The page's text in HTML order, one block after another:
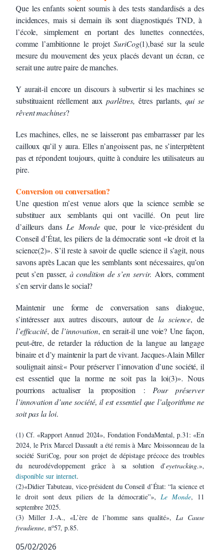
Que les enfants soient soumis à des tests standardisés a des
incidences, mais si demain ils sont diagnostiqués TND, à
l’école, simplement en portant des lunettes connectées,
comme l’ambitionne le projetSuriCog(1),basé sur la seule
mesure du mouvement des yeux placés devant un écran, ce
serait une autre paire de manches.
Y aurait-il encore un discours à subvertir si les machines se
substituaient réellement auxparlêtres, êtres parlants, qui se
rêvent machines?
Les machines, elles, ne se laisseront pas embarrasser par les
cailloux qu’il y aura. Elles n’angoissent pas, ne s’interprètent
pas et répondent toujours, quitte à conduire les utilisateurs au
pire.
Conversion ou conversation?
Une question m’est venue alors que la science semble se
substituer aux semblants qui ont vacillé. On peut lire
d’ailleurs dansLe Mondeque, pour le vice-président du
Conseil d’État, les piliers de la démocratie sont «le droit et la
science(2)». S’il reste à savoir de quelle science il s’agit, nous
savons après Lacan que les semblants sont nécessaires, qu’on
peut s’en passer, à condition de s’en servir. Alors, comment
s’en servir dans le social?
Maintenir une forme de conversation sans dialogue,
s’intéresser aux autres discours, autour dela science, de
l’efficacité, del’innovation, en serait-il une voie? Une façon,
peut-être, de retarder la réduction de la langue au langage
binaire et d’y maintenir la part de vivant. Jacques-Alain Miller
soulignait ainsi:« Pour préserver l’innovation d’une société, il
est essentiel que la norme ne soit pas la loi(3)». Nous
pourrions actualiser la proposition :Pour préserver
l’innovation d’une société, il est essentiel que l’algorithme ne
soit pas la loi.
(1) Cf. «Rapport Annuel 2024», Fondation FondaMental, p.31: «En
2024, le Prix Marcel Dassault a été remis à Marc Moissonneau de la
société SuriCog, pour son projet de dépistage précoce des troubles
du neurodéveloppement grâce à sa solution d’eyetracking.»,
disponible sur internet.
(2)«Didier Tabuteau, vice-président du Conseil d’État: “la science et
le droit sont deux piliers de la démocratie”»,Le Monde, 11
septembre 2025.
(3) Miller J.-A., «L’ère de l’homme sans qualité»,La Cause
freudienne, no57, p.85.
05/02/2026